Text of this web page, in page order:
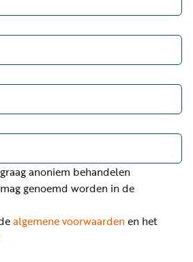
anoniem behandelen
genoemd worden in de
algemene voorwaardenen het